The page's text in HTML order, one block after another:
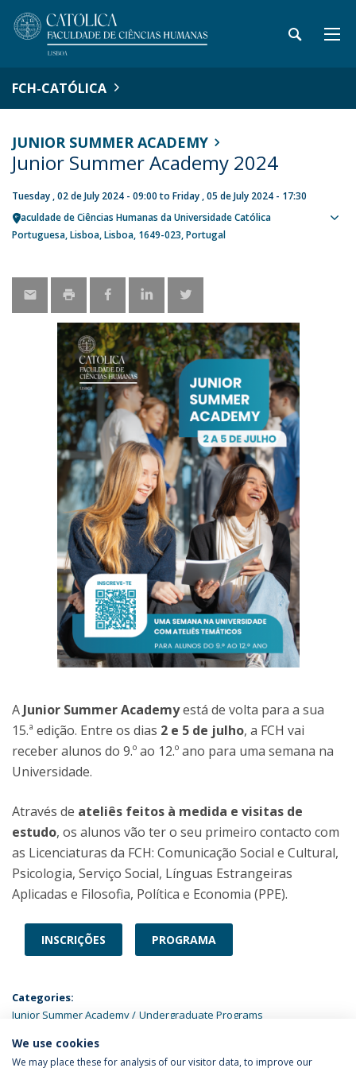
FCH-CATÓLICA
JUNIOR SUMMER ACADEMY
Junior Summer Academy 2024
Tuesday , 02 de July 2024 - 09:00to Friday , 05 de July 2024 - 17:30
Faculdade de Ciências Humanas da Universidade Católica
Portuguesa Lisboa Lisboa 1649-023 Portugal
A Junior Summer Academyestá de volta para a sua
15.ª edição. Entre os dias 2 e 5 de julho, a FCH vai
receber alunos do 9.º ao 12.º ano para uma semana na
Universidade.
Através de ateliês feitos à medida e visitas de
estudo, os alunos vão ter o seu primeiro contacto com
as Licenciaturas da FCH: Comunicação Social e Cultural,
Psicologia, Serviço Social, Línguas Estrangeiras
Aplicadas e Filosofia, Política e Economia (PPE).
INSCRIÇÕES PROGRAMA
Categories:
Junior Summer Academy
Undergraduate Programs
LATEST NEWS
We use cookies
We may place these for analysis of our visitor data, to improve our